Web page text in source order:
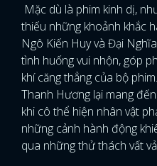
Mặc dù là phim kinh dị,
thiếu những khoảnh khắc
Ngô Kiến Huy và Đại
tình huống vui nhộn, góp
khí căng thẳng của bộ
Thanh Hương lại mang
khi cô thể hiện nhân vật
những cảnh hành động
qua những thử thách vất